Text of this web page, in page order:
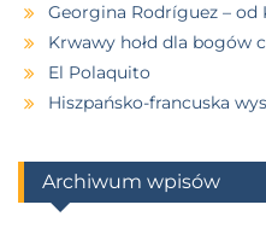
Georgina Rodríguez –
Krwawy hołd dla bogów
El Polaquito
Hiszpańsko-francuska
Archiwum wpisów